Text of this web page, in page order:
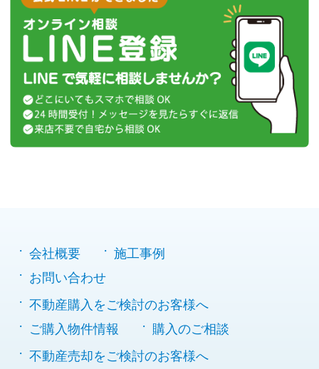
会社概要
施工事例
お問い合わせ
不動産購入をご検討のお客様へ
ご購入物件情報
購入のご相談
不動産売却をご検討のお客様へ